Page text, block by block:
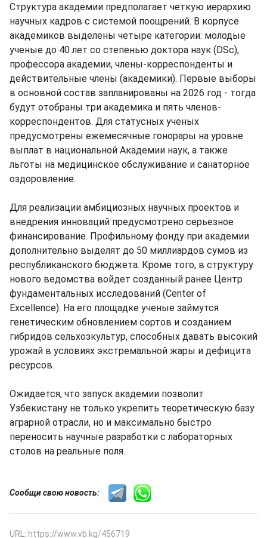
Структура академии предполагает четкую иерархию
научных кадров с системой поощрений. В корпусе
академиков выделены четыре категории: молодые
ученые до 40 лет со степенью доктора наук (DSc),
профессора академии, члены-корреспонденты и
действительные члены (академики). Первые выборы
в основной состав запланированы на 2026 год - тогда
будут отобраны три академика и пять членов-
корреспондентов. Для статусных ученых
предусмотрены ежемесячные гонорары на уровне
выплат в национальной Академии наук, а также
льготы на медицинское обслуживание и санаторное
оздоровление.
Для реализации амбициозных научных проектов и
внедрения инноваций предусмотрено серьезное
финансирование. Профильному фонду при академии
дополнительно выделят до 50 миллиардов сумов из
республиканского бюджета. Кроме того, в структуру
нового ведомства войдет созданный ранее Центр
фундаментальных исследований (Center of
Excellence). На его площадке ученые займутся
генетическим обновлением сортов и созданием
гибридов сельхозкультур, способных давать высокий
урожай в условиях экстремальной жары и дефицита
ресурсов.
Ожидается, что запуск академии позволит
Узбекистану не только укрепить теоретическую базу
аграрной отрасли, но и максимально быстро
переносить научные разработки с лабораторных
столов на реальные поля.
Сообщи свою новость:
URL: https://www.vb.kg/456719